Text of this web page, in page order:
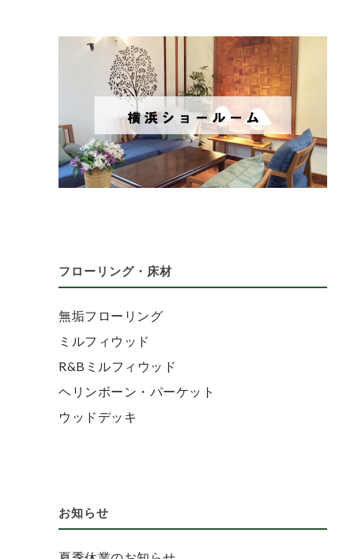
フローリング・床材
無垢フローリング
ミルフィウッド
R&Bミルフィウッド
ヘリンボーン・パーケット
ウッドデッキ
お知らせ